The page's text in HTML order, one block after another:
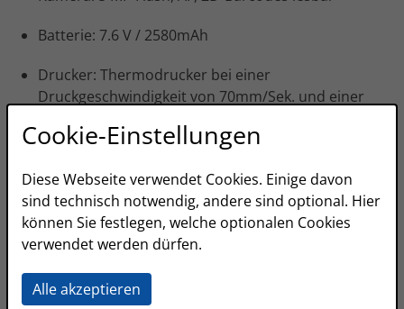
Batterie: 7.6 V / 2580mAh
Drucker: Thermodrucker bei einer
Druckgeschwindigkeit von 70mm/Sek. und einer
Betriebstemperatur: 0°C – 45°C und
4G
Bluetooth: unterstützt Bluetooth 2.1/3.0/4.2 und
Cookie-Einstellungen
Diese Webseite verwendet Cookies. Einige davon
sind technisch notwendig, andere sind optional. Hier
können Sie festlegen, welche optionalen Cookies
verwendet werden dürfen.
Alle akzeptieren